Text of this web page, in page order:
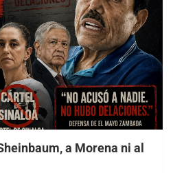
a Morena ni al